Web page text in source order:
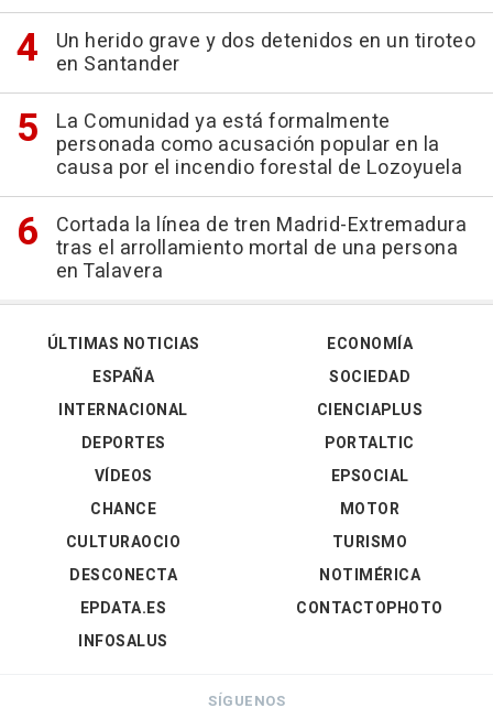
Un herido grave y dos detenidos en un tiroteo
en Santander
La Comunidad ya está formalmente
personada como acusación popular en la
causa por el incendio forestal de Lozoyuela
Cortada la línea de tren Madrid-Extremadura
tras el arrollamiento mortal de una persona
en Talavera
ÚLTIMAS NOTICIAS
ESPAÑA
INTERNACIONAL
DEPORTES
VÍDEOS
ECONOMÍA
SOCIEDAD
CIENCIAPLUS
PORTALTIC
EPSOCIAL
CHANCE
CULTURAOCIO
DESCONECTA
EPDATA.ES
INFOSALUS
MOTOR
TURISMO
NOTIMÉRICA
CONTACTOPHOTO
SÍGUENOS